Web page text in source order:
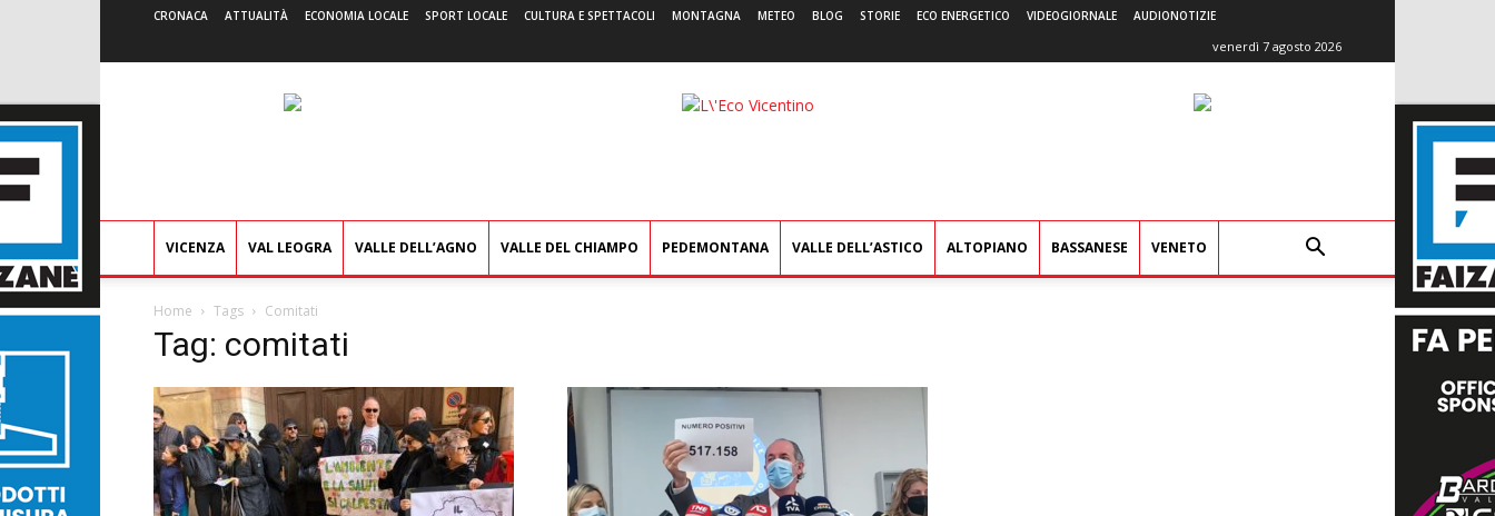
CRONACA ATTUALITÀ ECONOMIA LOCALE SPORT LOCALE CULTURA E SPETTACOLI MONTAGNA METEO BLOG STORIE ECO ENERGETICO VIDEOGIORNALE AUDIONOTIZIE
venerdì 7 agosto 2026
L'Eco
VICENZA VAL LEOGRA VALLE DELL’AGNO VALLE DEL CHIAMPO PEDEMONTANA VALLE DELL’ASTICO ALTOPIANO BASSANESE VENETO
Home Tags Comitati
Tag: comitati